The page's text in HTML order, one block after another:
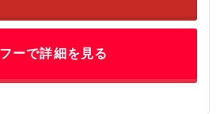
ーで詳細を見る